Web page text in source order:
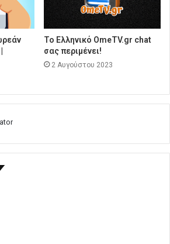
Το Ελληνικό OmeTV.gr chat
σας περιμένει!
2 Αυγούστου 2023